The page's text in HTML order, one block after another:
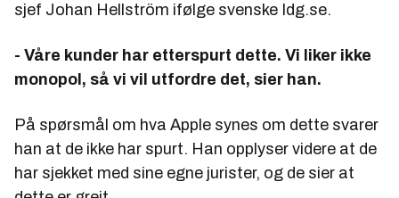
sjef Johan Hellström ifølge svenske Idg.se.
- Våre kunder har etterspurt dette. Vi liker ikke
monopol, så vi vil utfordre det, sier han.
På spørsmål om hva Apple synes om dette svarer
han at de ikke har spurt. Han opplyser videre at de
har sjekket med sine egne jurister, og de sier at